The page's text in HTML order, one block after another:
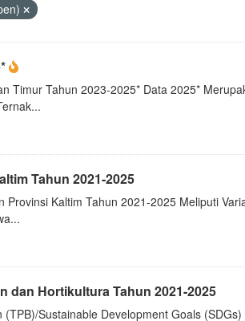
Timur Tahun 2023-2025* Data 2025*
Tahun 2021-2025
Kaltim Tahun 2021-2025 Meliputi
dan Hortikultura Tahun 2021-2025
Sustainable Development Goals